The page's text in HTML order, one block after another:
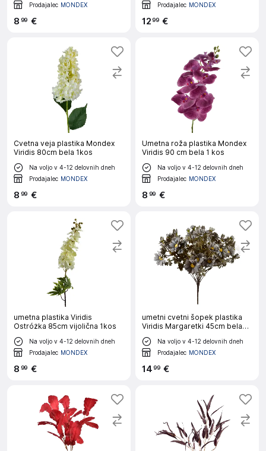
Prodajalec MONDEX
8 99 €
Prodajalec MONDEX
1299 €
Cvetna veja plastika Mondex
Viridis 80cm bela 1kos
Na voljo v 4-12 delovnih dneh
Prodajalec MONDEX
8 99 €
Umetna roža plastika Mondex
Viridis 90 cm bela 1 kos
Na voljo v 4-12 delovnih dneh
Prodajalec MONDEX
8 99 €
umetna plastika Viridis
Ostróżka 85cm vijolična 1kos
Na voljo v 4-12 delovnih dneh
Prodajalec MONDEX
8 99 €
umetni cvetni šopek plastika
Viridis Margaretki 45cm bela
1kos
Na voljo v 4-12 delovnih dneh
Prodajalec MONDEX
1499 €